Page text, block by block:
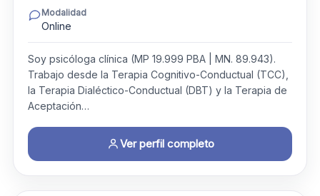
Modalidad
Online
Soy psicóloga clínica (MP 19.999 PBA | MN. 89.943).
Trabajo desde la Terapia Cognitivo-Conductual (TCC),
la Terapia Dialéctico-Conductual (DBT) y la Terapia de
Aceptación…
Ver perfil completo